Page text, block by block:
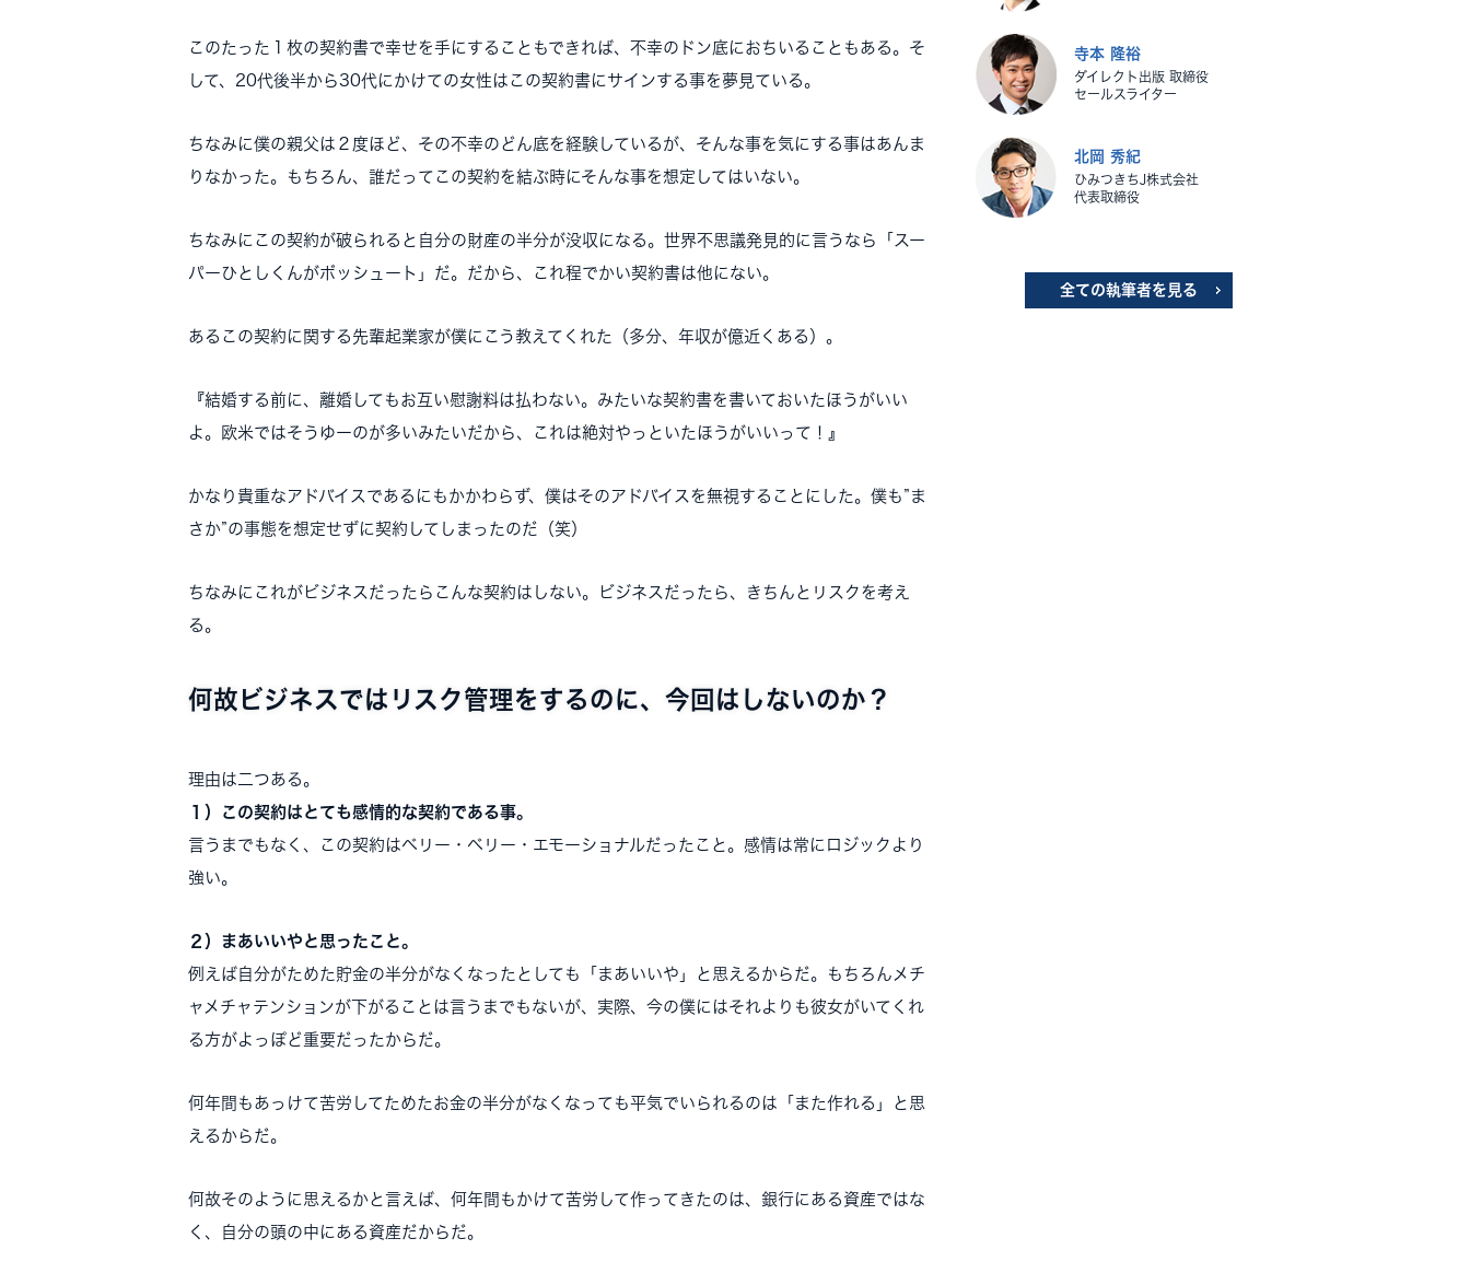
このたった１枚の契約書で幸せを手にすることもできれば、不幸のドン底におちいることもある。そ
して、20代後半から30代にかけての女性はこの契約書にサインする事を夢見ている。
ちなみに僕の親父は２度ほど、その不幸のどん底を経験しているが、そんな事を気にする事はあんま
りなかった。もちろん、誰だってこの契約を結ぶ時にそんな事を想定してはいない。
ちなみにこの契約が破られると自分の財産の半分が没収になる。世界不思議発見的に言うなら「スー
パーひとしくんがボッシュート」だ。だから、これ程でかい契約書は他にない。
あるこの契約に関する先輩起業家が僕にこう教えてくれた（多分、年収が億近くある）。
『結婚する前に、離婚してもお互い慰謝料は払わない。みたいな契約書を書いておいたほうがいい
よ。欧米ではそうゆーのが多いみたいだから、これは絶対やっといたほうがいいって！』
かなり貴重なアドバイスであるにもかかわらず、僕はそのアドバイスを無視することにした。僕も”ま
さか”の事態を想定せずに契約してしまったのだ（笑）
ちなみにこれがビジネスだったらこんな契約はしない。ビジネスだったら、きちんとリスクを考え
る。
何故ビジネスではリスク管理をするのに、今回はしないのか？
理由は二つある。
１）この契約はとても感情的な契約である事。
言うまでもなく、この契約はベリー・ベリー・エモーショナルだったこと。感情は常にロジックより
強い。
２）まあいいやと思ったこと。
例えば自分がためた貯金の半分がなくなったとしても「まあいいや」と思えるからだ。もちろんメチ
ャメチャテンションが下がることは言うまでもないが、実際、今の僕にはそれよりも彼女がいてくれ
る方がよっぽど重要だったからだ。
何年間もあっけて苦労してためたお金の半分がなくなっても平気でいられるのは「また作れる」と思
えるからだ。
何故そのように思えるかと言えば、何年間もかけて苦労して作ってきたのは、銀行にある資産ではな
く、自分の頭の中にある資産だからだ。
寺本 隆裕
ダイレクト出版 取締役
セールスライター
北岡 秀紀
ひみつきちJ株式会社
代表取締役
全ての執筆者を見る